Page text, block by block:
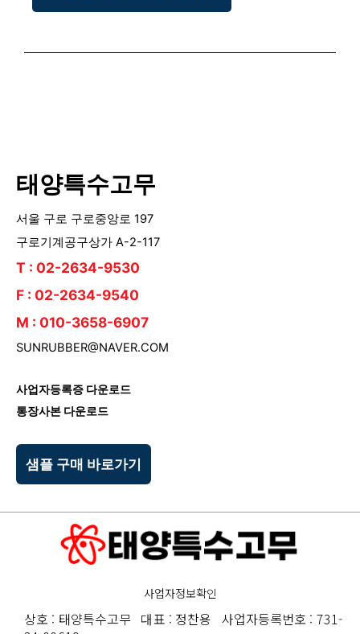
태양특수고무
서울 구로 구로중앙로 197
구로기계공구상가 A-2-117
T : 02-2634-9530
F : 02-2634-9540
M : 010-3658-6907
SUNRUBBER@NAVER.COM
사업자등록증 다운로드
통장사본 다운로드
샘플 구매 바로가기
사업자정보확인
상호 : 태양특수고무 대표 : 정찬용 사업자등록번호 : 731-